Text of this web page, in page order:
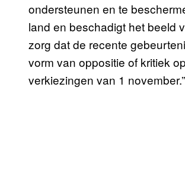
ondersteunen en te
land en beschadigt het beeld
zorg dat de recente
vorm van oppositie of kritiek
verkiezingen van 1 november.”